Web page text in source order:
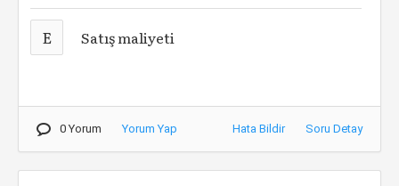
E Satış maliyeti
0 Yorum Yorum Yap Hata Bildir Soru Detay